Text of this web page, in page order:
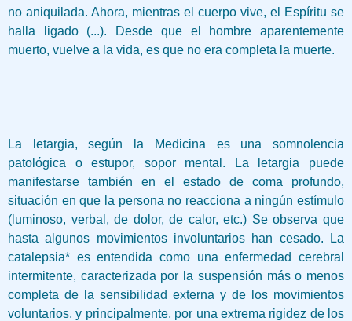
no aniquilada. Ahora, mientras el cuerpo vive, el Espíritu se
halla ligado (...). Desde que el hombre aparentemente
muerto, vuelve a la vida, es que no era completa la muerte.
La letargia, según la Medicina es una somnolencia
patológica o estupor, sopor mental. La letargia puede
manifestarse también en el estado de coma profundo,
situación en que la persona no reacciona a ningún estímulo
(luminoso, verbal, de dolor, de calor, etc.) Se observa que
hasta algunos movimientos involuntarios han cesado. La
catalepsia* es entendida como una enfermedad cerebral
intermitente, caracterizada por la suspensión más o menos
completa de la sensibilidad externa y de los movimientos
voluntarios, y principalmente, por una extrema rigidez de los